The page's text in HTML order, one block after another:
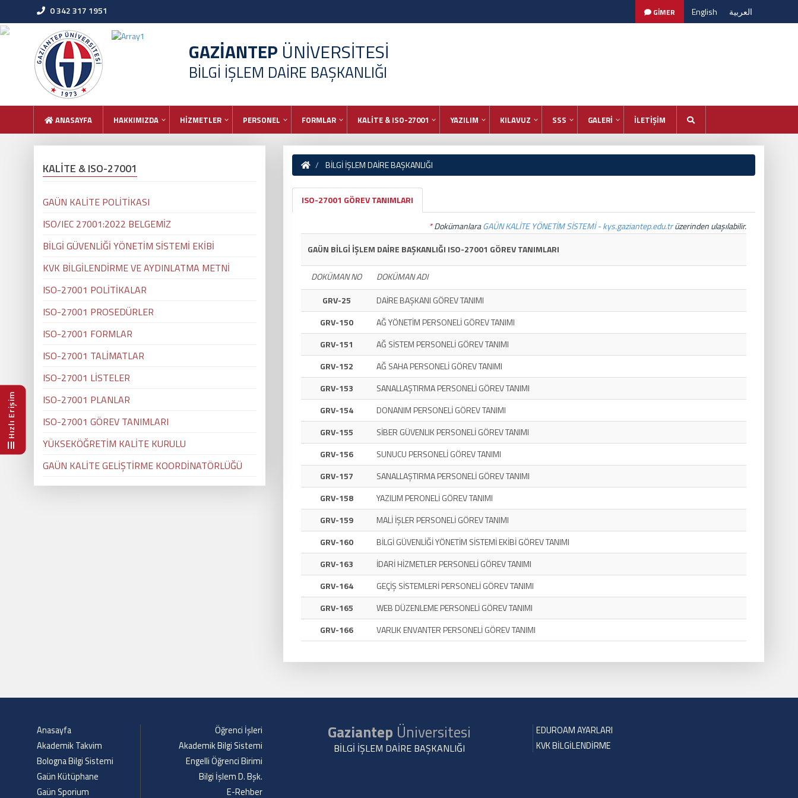
Hızlı Erişim
0 342 317 1951 GİMER English العربية
GAZİANTEP ÜNİVERSİTESİ
BİLGİ İŞLEM DAİRE BAŞKANLIĞI
ANASAYFA HAKKIMIZDA HİZMETLER PERSONEL FORMLAR KALİTE & ISO-27001 YAZILIM KILAVUZ SSS GALERİ İLETİŞİM
BİLGİ İŞLEM DAİRE BAŞKANLIĞI
ISO-27001 GÖREV TANIMLARI
*DokümanlaraGAÜN KALİTE YÖNETİM SİSTEMİ - kys.gaziantep.edu.trüzerinden ulaşılabilir.
GAÜN BİLGİ İŞLEM DAİRE BAŞKANLIĞI ISO-27001 GÖREV TANIMLARI
DOKÜMAN NO
DOKÜMAN ADI
GRV-25
DAİRE BAŞKANI GÖREV TANIMI
GRV-150
AĞ YÖNETİM PERSONELİ GÖREV TANIMI
GRV-151
AĞ SİSTEM PERSONELİ GÖREV TANIMI
GRV-152
AĞ SAHA PERSONELİ GÖREV TANIMI
GRV-153
SANALLAŞTIRMA PERSONELİ GÖREV TANIMI
GRV-154
DONANIM PERSONELİ GÖREV TANIMI
GRV-155
SİBER GÜVENLIK PERSONELİ GÖREV TANIMI
GRV-156
SUNUCU PERSONELİ GÖREV TANIMI
GRV-157
SANALLAŞTIRMA PERSONELİ GÖREV TANIMI
GRV-158
YAZILIM PERONELİ GÖREV TANIMI
GRV-159
MALİ İŞLER PERSONELİ GÖREV TANIMI
GRV-160
BİLGİ GÜVENLİĞİ YÖNETİM SİSTEMİ EKİBİ GÖREV TANIMI
GRV-163
İDARİ HİZMETLER PERSONELİ GÖREV TANIMI
GRV-164
GEÇİŞ SİSTEMLERİ PERSONELİ GÖREV TANIMI
GRV-165
WEB DÜZENLEME PERSONELİ GÖREV TANIMI
GRV-166
VARLIK ENVANTER PERSONELİ GÖREV TANIMI
KALİTE & ISO-27001
GAÜN KALİTE POLİTİKASI
ISO/IEC 27001:2022 BELGEMİZ
BİLGİ GÜVENLİĞİ YÖNETİM SİSTEMİ EKİBİ
KVK BİLGİLENDİRME VE AYDINLATMA METNİ
ISO-27001 POLİTİKALAR
ISO-27001 PROSEDÜRLER
ISO-27001 FORMLAR
ISO-27001 TALİMATLAR
ISO-27001 LİSTELER
ISO-27001 PLANLAR
ISO-27001 GÖREV TANIMLARI
YÜKSEKÖĞRETİM KALİTE KURULU
GAÜN KALİTE GELİŞTİRME KOORDİNATÖRLÜĞÜ
Anasayfa
Akademik Takvim
Bologna Bilgi Sistemi
Gaün Kütüphane
Gaün Sporium
Öğrenci İşleri
Akademik Bilgi Sistemi
Engelli Öğrenci Birimi
Bilgi İşlem D. Bşk.
E-Rehber
Gaziantep Üniversitesi
BİLGİ İŞLEM DAİRE BAŞKANLIĞI
EDUROAM AYARLARI
KVK BİLGİLENDİRME